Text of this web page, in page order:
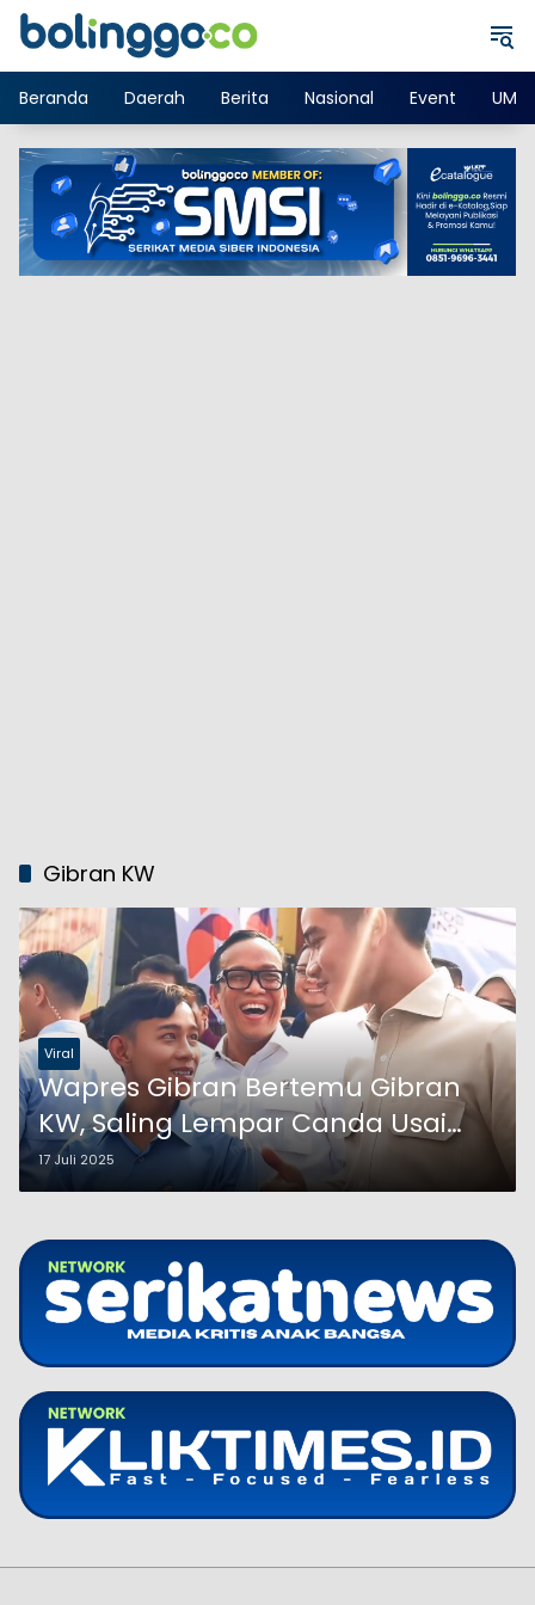
Langsung
Beranda
Daerah Berita Nasional Event
Gibran KW
Viral
Wapres Gibran Bertemu Gibran
KW, Saling Lempar Canda Usai
Penyaluran BSU
17 Juli 2025